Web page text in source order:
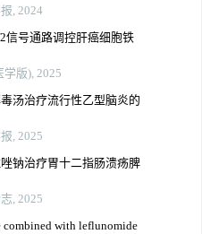
, 2024
信号通路调控肝癌细胞铁
学版), 2025
汤治疗流行性乙型脑炎的
, 2025
钠治疗胃十二指肠溃疡脾
, 2025
with leflunomide